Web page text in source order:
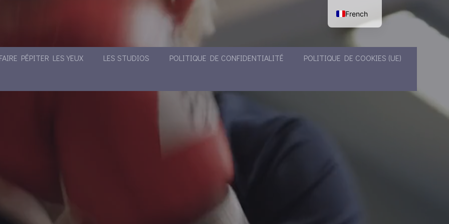
FAIRE PÉPITER LES YEUX LES STUDIOS POLITIQUE DE CONFIDENTIALITÉ POLITIQUE DE COOKIES (UE)
French
English